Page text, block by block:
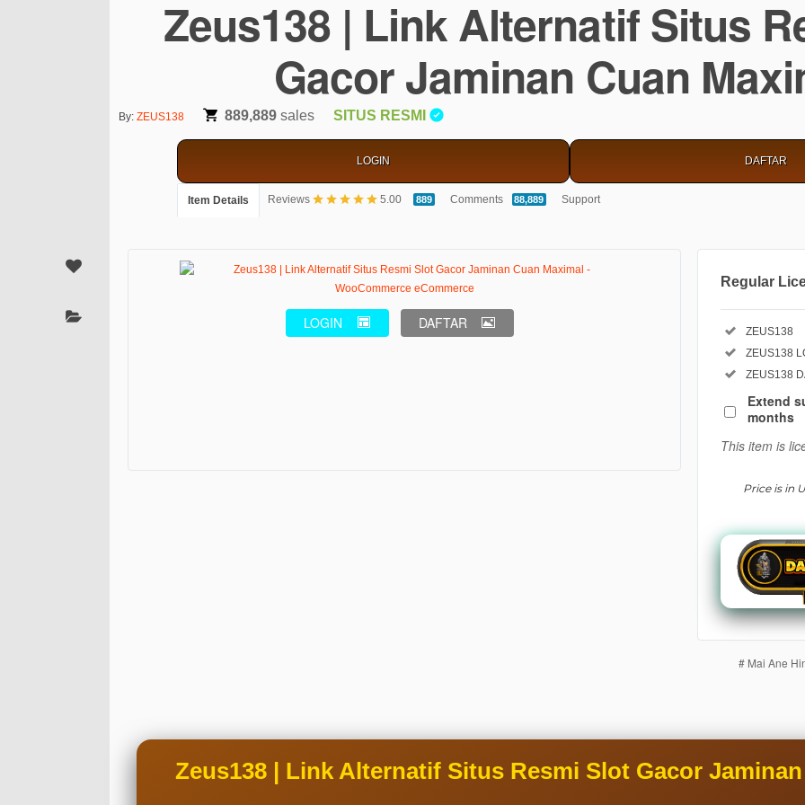
Zeus138 | Link Alternatif Situs
Gacor Jaminan Cuan
By: ZEUS138 889,889 sales SITUS RESMI
LOGIN DAFTAR
Item Details Reviews 5.005.00889 Comments 88,889 Support
LOGIN DAFTAR
Regular
Use, by you
product
buyer fee.
View
details
Included:
ZEUS138
Included:
ZEUS138
Included:
ZEUS138
Extend
months
This item is
Price is in
# Mai Ane
Zeus138 | Link Alternatif Situs Resmi Slot Gacor